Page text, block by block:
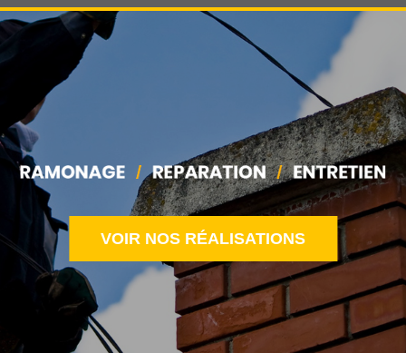
VOIR NOS RÉALISATIONS